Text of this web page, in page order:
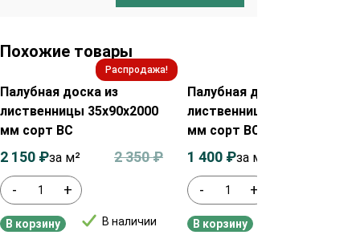
Похожие товары
Распродажа!
Палубная доска из
лиственницы 35х90х2000
мм сорт ВС
- +
В наличии
2 350₽
2 150 ₽за м²
В корзину
Палубная доска из
лиственницы 28х90х2000
мм сорт ВС
- +
1 400 ₽за м²
В корзину